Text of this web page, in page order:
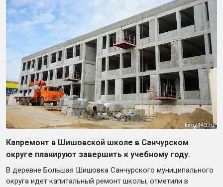
Капремонт в Шишовской школе в Санчурском
округе планируют завершить к учебному году.
В деревне Большая Шишовка Санчурского муниципального
округа идет капитальный ремонт школы, отметили в